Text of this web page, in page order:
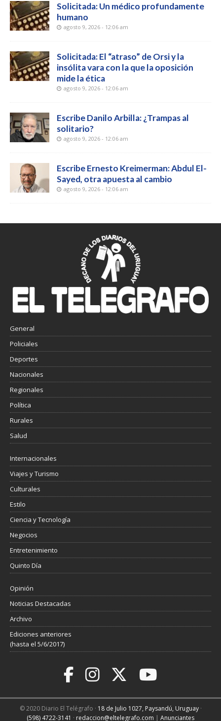
Solicitada: Un médico profundamente
humano
agosto 9, 2026 - 12:06 am
Solicitada: El “atraso” de Orsi y la
insólita vara con la que la oposición
mide la ética
agosto 9, 2026 - 12:06 am
Escribe Danilo Arbilla: ¿Trampas al
solitario?
agosto 9, 2026 - 12:06 am
Escribe Ernesto Kreimerman: Abdul El-
Sayed, otra apuesta al cambio
agosto 9, 2026 - 12:06 am
General
Policiales
Deportes
Nacionales
Regionales
Política
Rurales
Salud
Internacionales
Viajes y Turismo
Culturales
Estilo
Ciencia y Tecnología
Negocios
Entretenimiento
Quinto Día
Opinión
Noticias Destacadas
Archivo
Ediciones anteriores
(hasta el 5/6/2017)
© 2020 Diario El Telégrafo · 18 de Julio 1027, Paysandú, Uruguay·
(598) 4722-3141 · redaccion@eltelegrafo.com | Anunciantes